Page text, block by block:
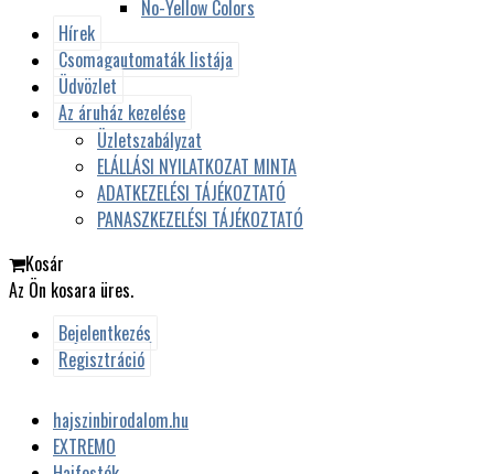
No-Yellow Colors
Hírek
Csomagautomaták listája
Üdvözlet
Az áruház kezelése
Üzletszabályzat
ELÁLLÁSI NYILATKOZAT MINTA
ADATKEZELÉSI TÁJÉKOZTATÓ
PANASZKEZELÉSI TÁJÉKOZTATÓ
Kosár
Az Ön kosara üres.
Bejelentkezés
Regisztráció
hajszinbirodalom.hu
EXTREMO